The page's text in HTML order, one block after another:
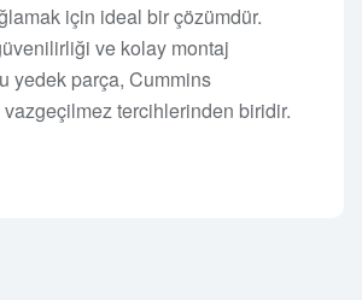
için ideal bir çözümdür.
ve kolay montaj
yedek parça, Cummins
vazgeçilmez tercihlerinden biridir.